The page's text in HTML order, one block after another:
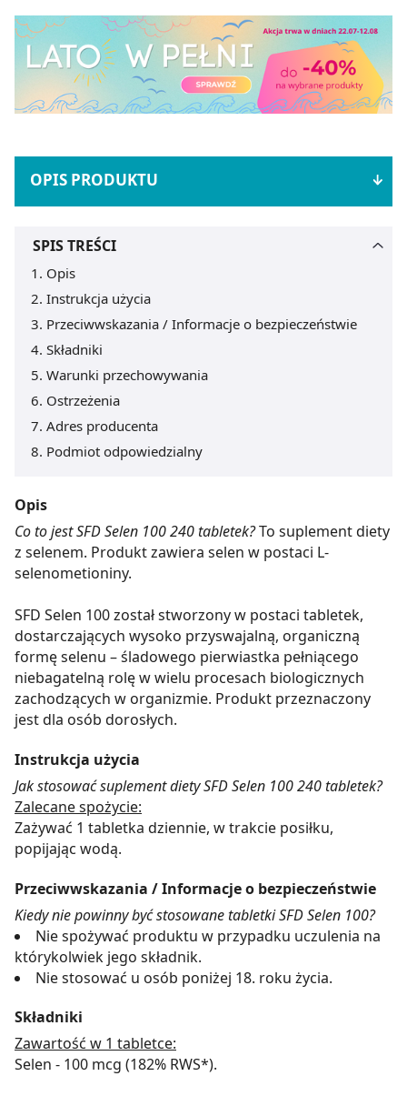
OPIS PRODUKTU
SPIS TREŚCI
Opis
Instrukcja użycia
Przeciwwskazania / Informacje o bezpieczeństwie
Składniki
Warunki przechowywania
Ostrzeżenia
Adres producenta
Podmiot odpowiedzialny
Opis
Co to jest SFD Selen 100 240 tabletek?To suplement diety
z selenem. Produkt zawiera selen w postaci L-
selenometioniny.
SFD Selen 100 został stworzony w postaci tabletek,
dostarczających wysoko przyswajalną, organiczną
formę selenu – śladowego pierwiastka pełniącego
niebagatelną rolę w wielu procesach biologicznych
zachodzących w organizmie. Produkt przeznaczony
jest dla osób dorosłych.
Instrukcja użycia
Jak stosować suplement diety SFD Selen 100 240 tabletek?
Zalecane spożycie:
Zażywać 1 tabletka dziennie, w trakcie posiłku,
popijając wodą.
Przeciwwskazania / Informacje o bezpieczeństwie
Kiedy nie powinny być stosowane tabletki SFD Selen 100?
Nie spożywać produktu w przypadku uczulenia na
którykolwiek jego składnik.
Nie stosować u osób poniżej 18. roku życia.
Składniki
Zawartość w 1 tabletce:
Selen - 100 mcg (182% RWS*).